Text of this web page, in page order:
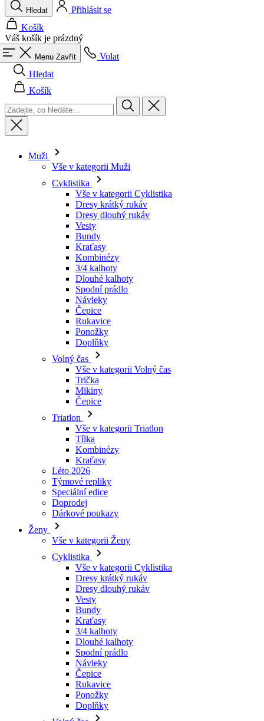
Menu Zavřít
Volat
Hledat
Košík
Muži
Vše v kategorii Muži
Dresy dlouhý rukáv
Vesty
Bundy
Kraťasy
Kombinézy
3/4 kalhoty
Dlouhé kalhoty
Spodní prádlo
Návleky
Čepice
Rukavice
Ponožky
Doplňky
Volný čas
Vše v kategorii Volný čas
Trička
Mikiny
Čepice
Triatlon
Vše v kategorii Triatlon
Tílka
Kombinézy
Kraťasy
Léto 2026
Týmové repliky
Speciální edice
Doprodej
Dárkové poukazy
Ženy
Vše v kategorii Ženy
Cyklistika
Vše v kategorii Cyklistika
Dresy dlouhý rukáv
Vesty
Bundy
Kraťasy
3/4 kalhoty
Dlouhé kalhoty
Spodní prádlo
Návleky
Čepice
Rukavice
Ponožky
Doplňky
Volný čas
Vše v kategorii Volný čas
Trička
Mikiny
Čepice